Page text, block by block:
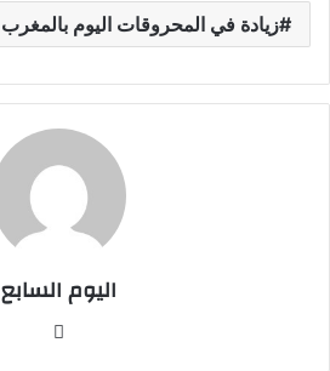
زيادة في المحروقات اليوم بالمغرب
اليوم السابع